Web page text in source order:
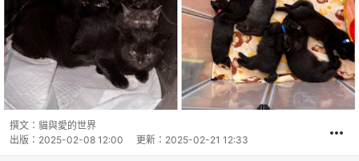
撰文： 貓與愛的世界
出版： 2025-02-08 12:00 更新： 2025-02-21 12:33